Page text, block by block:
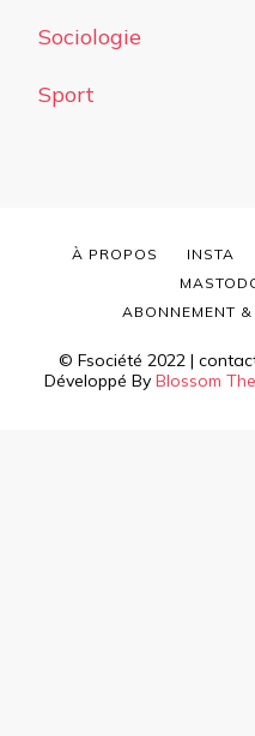
Sociologie
Sport
© Fsociété 2022 |
Développé By Blossom
À PROPOS INSTA
ABONNEMENT